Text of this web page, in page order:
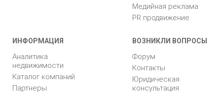
Медийная реклама
PR продвижение
ИНФОРМАЦИЯ
Аналитика
недвижимости
Каталог компаний
Партнеры
ВОЗНИКЛИ ВОПРОСЫ
Форум
Контакты
Юридическая
консультация